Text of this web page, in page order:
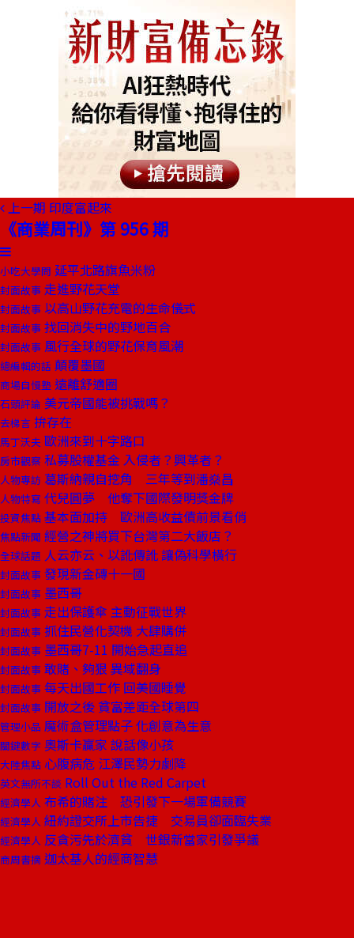
上一期 印度富起來
《商業周刊》第 956 期
小吃大學問 延平北路旗魚米粉
封面故事 走進野花天堂
封面故事 以高山野花充電的生命儀式
封面故事 找回消失中的野地百合
封面故事 風行全球的野花保育風潮
總編輯的話 顛覆墨國
商場自慢塾 遠離舒適圈
石頭評論 美元帝國能被挑戰嗎？
去梯言 拚存在
馬丁沃夫 歐洲來到十字路口
房市觀察 私募股權基金 入侵者？興革者？
人物專訪 葛斯納親自挖角 三年等到潘燊昌
人物特寫 代兒圓夢 他奪下國際發明獎金牌
投資焦點 基本面加持 歐洲高收益債前景看俏
焦點新聞 經營之神將買下台灣第二大飯店？
全球話題 人云亦云、以訛傳訛 讓偽科學橫行
封面故事 發現新金磚十一國
封面故事 墨西哥
封面故事 走出保護傘 主動征戰世界
封面故事 抓住民營化契機 大肆購併
封面故事 墨西哥7-11 開始急起直追
封面故事 敢賭、夠狠 異域翻身
封面故事 每天出國工作 回美國睡覺
封面故事 開放之後 貧富差距全球第四
管理小品 魔術盒管理點子 化創意為生意
關鍵數字 奧斯卡贏家 說話像小孩
大陸焦點 心腹病危 江澤民勢力劇降
英文無所不談 Roll Out the Red Carpet
經濟學人 布希的賭注 恐引發下一場軍備競賽
經濟學人 紐約證交所上市告捷 交易員卻面臨失業
經濟學人 反貪污先於濟貧 世銀新當家引發爭議
商周書摘 迦太基人的經商智慧